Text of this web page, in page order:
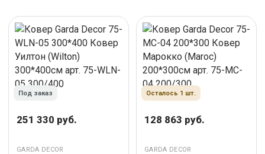
Под заказ
251 330 руб.
GARDA DECOR
Осталось 1 шт.
128 863 руб.
GARDA DECOR